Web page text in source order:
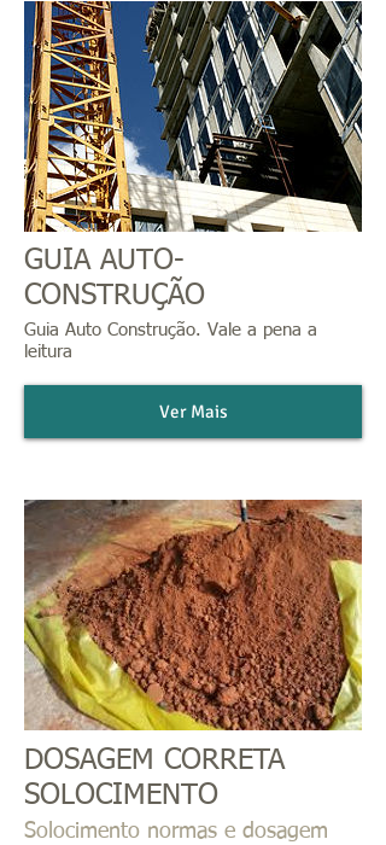
GUIA AUTO-
CONSTRUÇÃO
Guia Auto Construção. Vale a pena a
leitura
Ver Mais
DOSAGEM CORRETA
SOLOCIMENTO
Solocimento normas e dosagem